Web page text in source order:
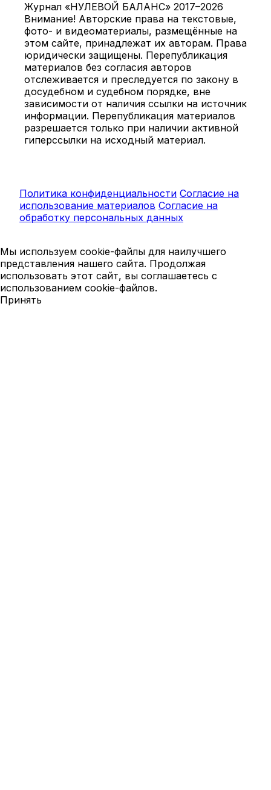
Журнал «НУЛЕВОЙ БАЛАНС» 2017–2026
Внимание! Авторские права на текстовые,
фото- и видеоматериалы, размещённые на
этом сайте, принадлежат их авторам. Права
юридически защищены. Перепубликация
материалов без согласия авторов
отслеживается и преследуется по закону в
досудебном и судебном порядке, вне
зависимости от наличия ссылки на источник
информации. Перепубликация материалов
разрешается только при наличии активной
гиперссылки на исходный материал.
Политика конфиденциальности Согласие на
использование материалов Согласие на
обработку персональных данных
Мы используем cookie-файлы для наилучшего
представления нашего сайта. Продолжая
использовать этот сайт, вы соглашаетесь с
использованием cookie-файлов.
Принять